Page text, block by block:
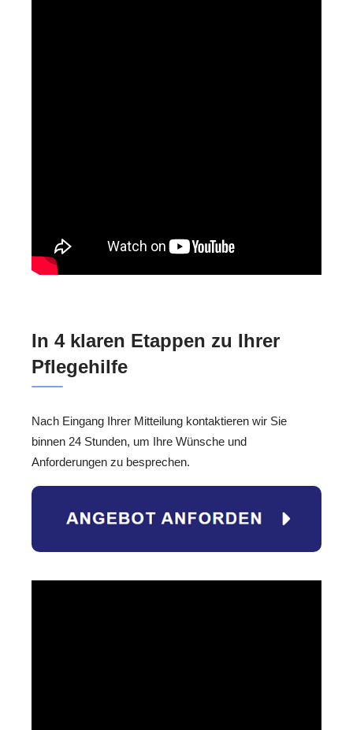
In 4 klaren Etappen zu Ihrer
Pflegehilfe
Nach Eingang Ihrer Mitteilung kontaktieren wir Sie
binnen 24 Stunden, um Ihre Wünsche und
Anforderungen zu besprechen.